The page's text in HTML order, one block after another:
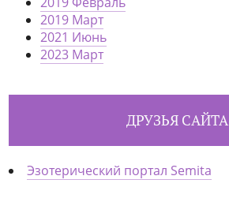
2019 Март
2021 Июнь
2023 Март
ДРУЗЬЯ САЙТА
Эзотерический портал Semita